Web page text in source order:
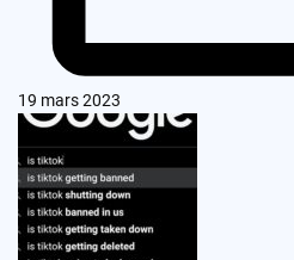
19 mars 2023